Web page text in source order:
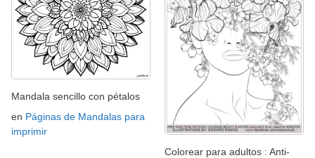
Mandala sencillo con pétalos
en Páginas de Mandalas para
imprimir
Colorear para adultos : Anti-